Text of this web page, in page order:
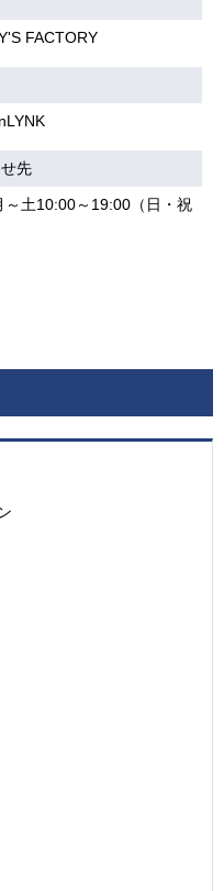
FACTORY
先
土10:00～19:00（日・祝